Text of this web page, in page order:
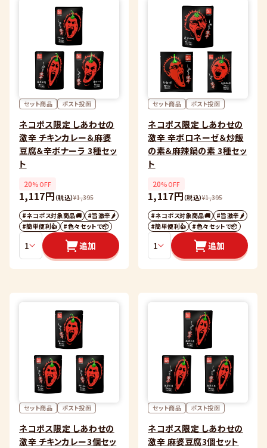
セット商品 ポスト投函
ネコポス限定 しあわせの
激辛 チキンカレー＆麻婆
豆腐＆辛ボナーラ 3種セッ
ト
20%OFF
1,117円（税込）¥1,395
#ネコポス対象商品🚚
#旨激辛🌶
#簡単便利👍
#色々セットで📦
追加
セット商品 ポスト投函
ネコポス限定 しあわせの
激辛 辛ボロネーゼ＆炒飯
の素＆麻辣鍋の素 3種セッ
ト
20%OFF
1,117円（税込）¥1,395
#ネコポス対象商品🚚
#旨激辛🌶
#簡単便利👍
#色々セットで📦
追加
セット商品 ポスト投函
ネコポス限定 しあわせの
激辛 チキンカレー3個セッ
セット商品 ポスト投函
ネコポス限定 しあわせの
激辛 麻婆豆腐3個セット